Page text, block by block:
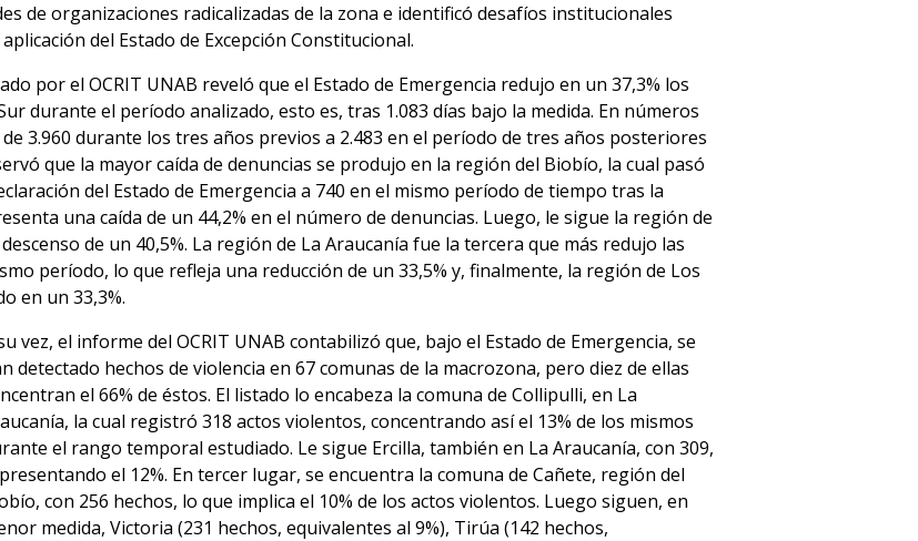
de organizaciones radicalizadas de la zona e identificó desafíos institucionales
del Estado de Excepción Constitucional.
por el OCRIT UNAB reveló que el Estado de Emergencia redujo en un 37,3% los
durante el período analizado, esto es, tras 1.083 días bajo la medida. En números
3.960 durante los tres años previos a 2.483 en el período de tres años posteriores
que la mayor caída de denuncias se produjo en la región del Biobío, la cual pasó
del Estado de Emergencia a 740 en el mismo período de tiempo tras la
una caída de un 44,2% en el número de denuncias. Luego, le sigue la región de
de un 40,5%. La región de La Araucanía fue la tercera que más redujo las
período, lo que refleja una reducción de un 33,5% y, finalmente, la región de Los
en un 33,3%.
vez, el informe del OCRIT UNAB contabilizó que, bajo el Estado de Emergencia, se
detectado hechos de violencia en 67 comunas de la macrozona, pero diez de ellas
el 66% de éstos. El listado lo encabeza la comuna de Collipulli, en La
la cual registró 318 actos violentos, concentrando así el 13% de los mismos
el rango temporal estudiado. Le sigue Ercilla, también en La Araucanía, con 309,
el 12%. En tercer lugar, se encuentra la comuna de Cañete, región del
con 256 hechos, lo que implica el 10% de los actos violentos. Luego siguen, en
medida, Victoria (231 hechos, equivalentes al 9%), Tirúa (142 hechos,